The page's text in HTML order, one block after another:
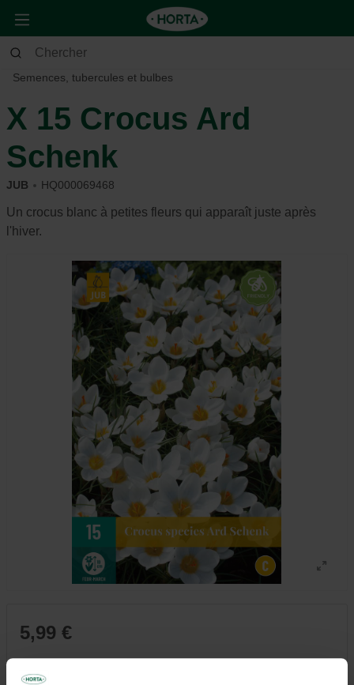
Jardin
Jardin d’ornement
Semences, tubercules et bulbes
X 15 Crocus Ard
Schenk
JUB HQ000069468
Un crocus blanc à petites fleurs qui apparaît juste après
l'hiver.
5,99 €